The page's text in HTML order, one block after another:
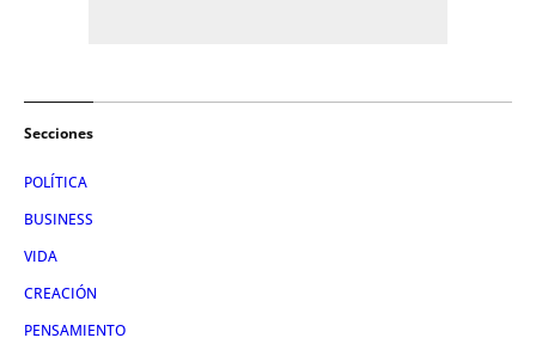
Secciones
POLÍTICA
BUSINESS
VIDA
CREACIÓN
PENSAMIENTO